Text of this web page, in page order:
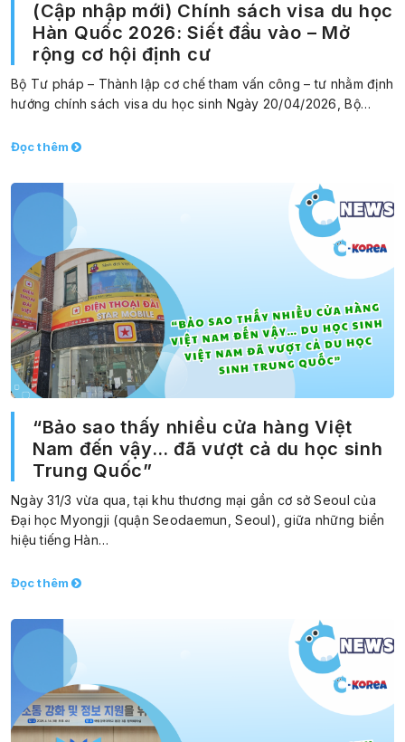
(Cập nhập mới) Chính sách visa du học
Hàn Quốc 2026: Siết đầu vào – Mở
rộng cơ hội định cư
Bộ Tư pháp – Thành lập cơ chế tham vấn công – tư nhằm định
hướng chính sách visa du học sinh Ngày 20/04/2026, Bộ…
Đọc thêm
“Bảo sao thấy nhiều cửa hàng Việt
Nam đến vậy… đã vượt cả du học sinh
Trung Quốc”
Ngày 31/3 vừa qua, tại khu thương mại gần cơ sở Seoul của
Đại học Myongji (quận Seodaemun, Seoul), giữa những biển
hiệu tiếng Hàn…
Đọc thêm